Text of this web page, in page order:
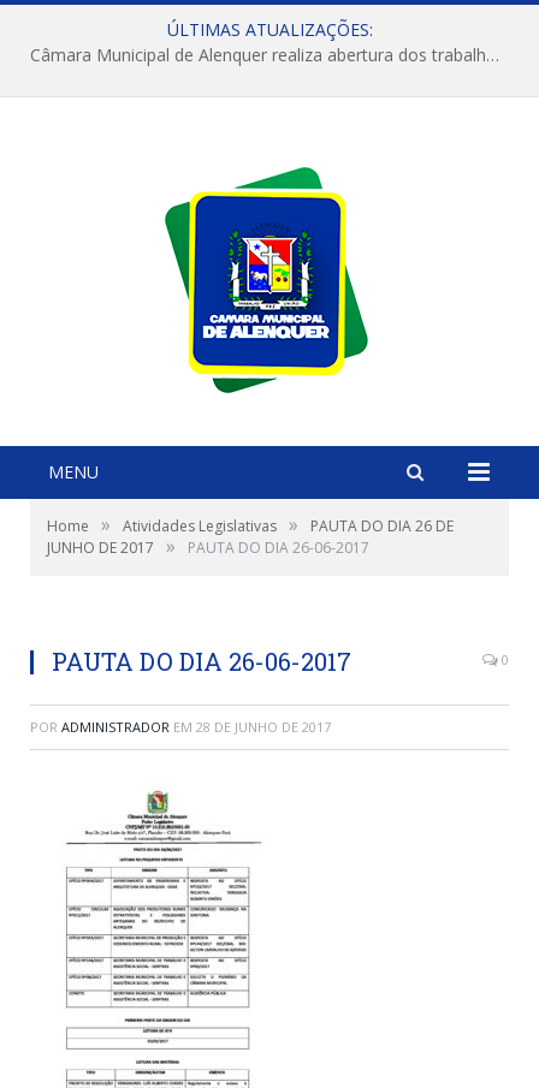
ÚLTIMAS ATUALIZAÇÕES:
Câmara Municipal de Alenquer realiza abertura dos trabalhos do 4º Período Legislativo
MENU
Home » Atividades Legislativas »
PAUTA DO DIA 26 DE
JUNHO DE 2017
» PAUTA DO DIA 26-06-2017
PAUTA DO DIA 26-06-2017 0
POR ADMINISTRADOR EM 28 DE JUNHO DE 2017